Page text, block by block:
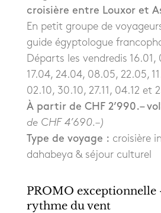
croisière entre Louxor et
En petit groupe de
guide égyptologue
Départs les vendredis
17.04, 24.04, 08.05, 22.05,
02.10, 30.10, 27.11, 04.12 et
À partir de CHF 2’990.–
de CHF 4’690.–)
Type de voyage : croisière
dahabeya & séjour culturel
PROMO exceptionnelle
rythme du vent